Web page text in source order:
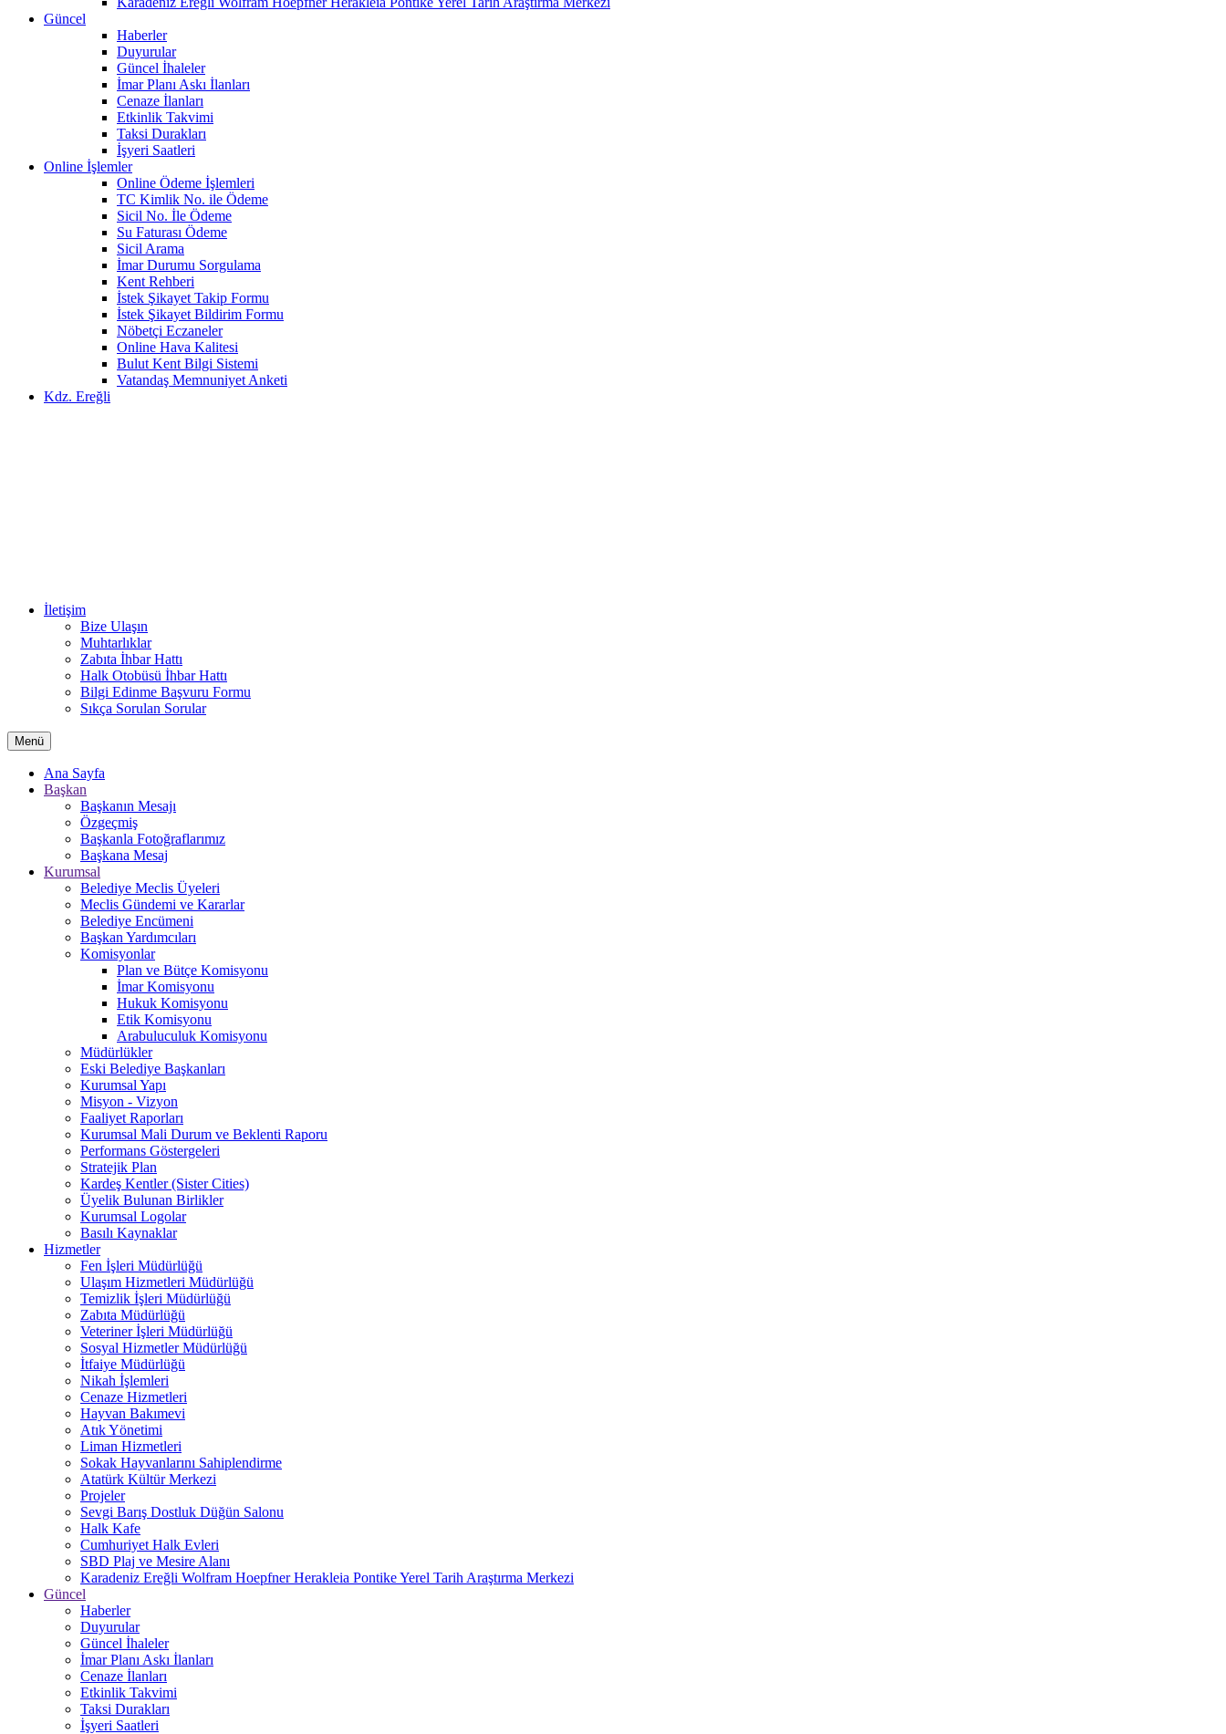
Güncel
Haberler
Duyurular
Güncel İhaleler
İmar Planı Askı İlanları
Cenaze İlanları
Etkinlik Takvimi
Taksi Durakları
İşyeri Saatleri
Online İşlemler
Online Ödeme İşlemleri
TC Kimlik No. ile Ödeme
Sicil No. İle Ödeme
Su Faturası Ödeme
Sicil Arama
İmar Durumu Sorgulama
Kent Rehberi
İstek Şikayet Takip Formu
İstek Şikayet Bildirim Formu
Nöbetçi Eczaneler
Online Hava Kalitesi
Bulut Kent Bilgi Sistemi
Vatandaş Memnuniyet Anketi
Kdz. Ereğli
İletişim
Bize Ulaşın
Muhtarlıklar
Zabıta İhbar Hattı
Halk Otobüsü İhbar Hattı
Bilgi Edinme Başvuru Formu
Sıkça Sorulan Sorular
Menü
Ana Sayfa
Başkan
Başkanın Mesajı
Özgeçmiş
Başkanla Fotoğraflarımız
Başkana Mesaj
Kurumsal
Belediye Meclis Üyeleri
Meclis Gündemi ve Kararlar
Belediye Encümeni
Başkan Yardımcıları
Komisyonlar
Plan ve Bütçe Komisyonu
İmar Komisyonu
Hukuk Komisyonu
Etik Komisyonu
Arabuluculuk Komisyonu
Müdürlükler
Eski Belediye Başkanları
Kurumsal Yapı
Misyon - Vizyon
Faaliyet Raporları
Kurumsal Mali Durum ve Beklenti Raporu
Performans Göstergeleri
Stratejik Plan
Kardeş Kentler (Sister Cities)
Üyelik Bulunan Birlikler
Kurumsal Logolar
Basılı Kaynaklar
Hizmetler
Fen İşleri Müdürlüğü
Ulaşım Hizmetleri Müdürlüğü
Temizlik İşleri Müdürlüğü
Zabıta Müdürlüğü
Veteriner İşleri Müdürlüğü
Sosyal Hizmetler Müdürlüğü
İtfaiye Müdürlüğü
Nikah İşlemleri
Cenaze Hizmetleri
Hayvan Bakımevi
Atık Yönetimi
Liman Hizmetleri
Sokak Hayvanlarını Sahiplendirme
Atatürk Kültür Merkezi
Projeler
Sevgi Barış Dostluk Düğün Salonu
Halk Kafe
Cumhuriyet Halk Evleri
SBD Plaj ve Mesire Alanı
Karadeniz Ereğli Wolfram Hoepfner Herakleia Pontike Yerel Tarih Araştırma Merkezi
Güncel
Haberler
Duyurular
Güncel İhaleler
İmar Planı Askı İlanları
Cenaze İlanları
Etkinlik Takvimi
Taksi Durakları
İşyeri Saatleri